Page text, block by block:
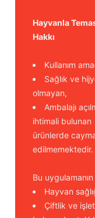
Hayvanla
Hakkı
Kullanım
Sağlık ve
olmayan,
Ambalajı
ihtimali bulunan
ürünlerde
edilmemektedir.
Bu uygulamanın
Hayvan
Çiftlik ve